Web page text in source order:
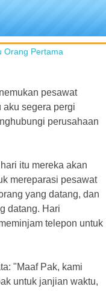
Orang Pertama
pesawat
aku segera pergi
perusahaan
itu mereka akan
mereparasi pesawat
yang datang, dan
datang. Hari
telepon untuk
"Maaf Pak, kami
untuk janjian waktu,